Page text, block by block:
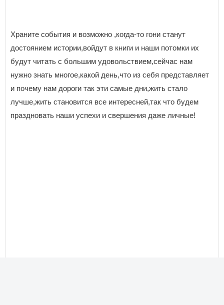
Храните события и возможно ,когда-то гони станут
достоянием истории,войдут в книги и наши потомки их
будут читать с большим удовольствием,сейчас нам
нужно знать многое,какой день,что из себя представляет
и почему нам дороги так эти самые дни,жить стало
лучше,жить становится все интересней,так что будем
праздновать наши успехи и свершения даже личные!